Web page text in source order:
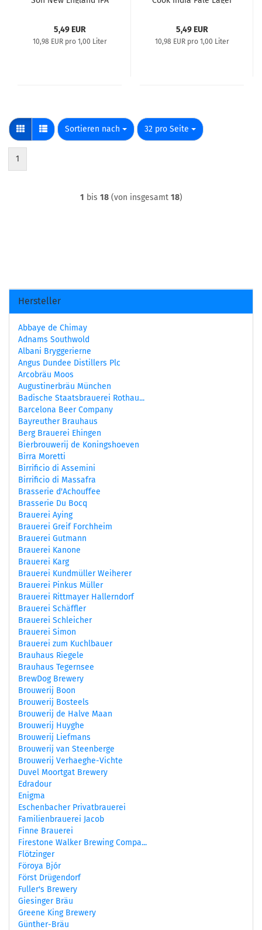
5,49 EUR
10,98 EUR pro 1,00 Liter
5,49 EUR
10,98 EUR pro 1,00 Liter
Sortieren nach
Sortieren nach 32 pro Seite
pro Seite
1
1 bis 18(von insgesamt 18)
Hersteller
Abbaye de Chimay
Adnams Southwold
Albani Bryggerierne
Angus Dundee Distillers Plc
Arcobräu Moos
Augustinerbräu München
Badische Staatsbrauerei Rothau...
Barcelona Beer Company
Bayreuther Brauhaus
Berg Brauerei Ehingen
Bierbrouwerij de Koningshoeven
Birra Moretti
Birrificio di Assemini
Birrificio di Massafra
Brasserie d'Achouffee
Brasserie Du Bocq
Brauerei Aying
Brauerei Greif Forchheim
Brauerei Gutmann
Brauerei Kanone
Brauerei Karg
Brauerei Kundmüller Weiherer
Brauerei Pinkus Müller
Brauerei Rittmayer Hallerndorf
Brauerei Schäffler
Brauerei Schleicher
Brauerei Simon
Brauerei zum Kuchlbauer
Brauhaus Riegele
Brauhaus Tegernsee
BrewDog Brewery
Brouwerij Boon
Brouwerij Bosteels
Brouwerij de Halve Maan
Brouwerij Huyghe
Brouwerij Liefmans
Brouwerij van Steenberge
Brouwerij Verhaeghe-Vichte
Duvel Moortgat Brewery
Edradour
Enigma
Eschenbacher Privatbrauerei
Familienbrauerei Jacob
Finne Brauerei
Firestone Walker Brewing Compa...
Flötzinger
Föroya Bjór
Först Drügendorf
Fuller's Brewery
Giesinger Bräu
Greene King Brewery
Günther-Bräu